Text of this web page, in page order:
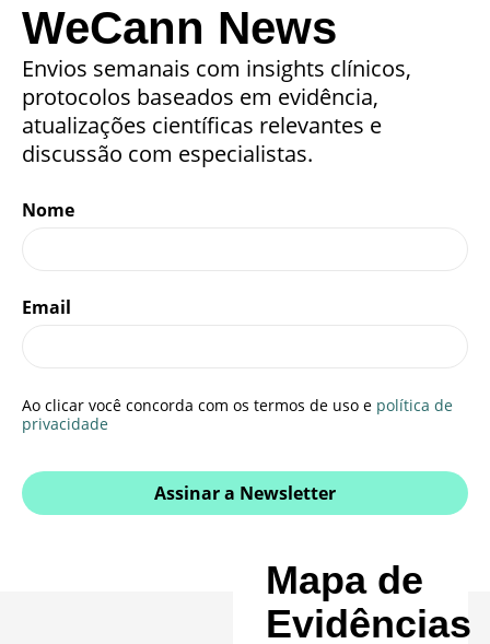
WeCann News
Envios semanais com insights clínicos,
protocolos baseados em evidência,
atualizações científicas relevantes e
discussão com especialistas.
Nome
Email
Ao clicar você concorda com os termos de uso e política de
privacidade
Assinar a Newsletter
Mapa de
Evidências